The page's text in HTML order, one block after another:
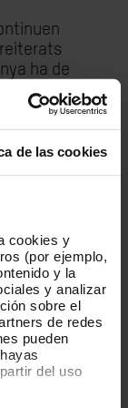
de las cookies
cookies y
(por ejemplo,
y la
y analizar
sobre el
de redes
pueden
del uso
ha de
de
55% en
Nacional
del
molt
així
dels